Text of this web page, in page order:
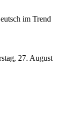
27. August